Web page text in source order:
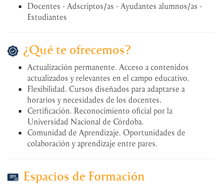
Docentes - Adscriptos/as - Ayudantes alumnos/as -
Estudiantes
¿Qué te ofrecemos?
Actualización permanente. Acceso a contenidos
actualizados y relevantes en el campo educativo.
Flexibilidad. Cursos diseñados para adaptarse a
horarios y necesidades de los docentes.
Certificación. Reconocimiento oficial por la
Universidad Nacional de Córdoba.
Comunidad de Aprendizaje. Oportunidades de
colaboración y aprendizaje entre pares.
Espacios de Formación